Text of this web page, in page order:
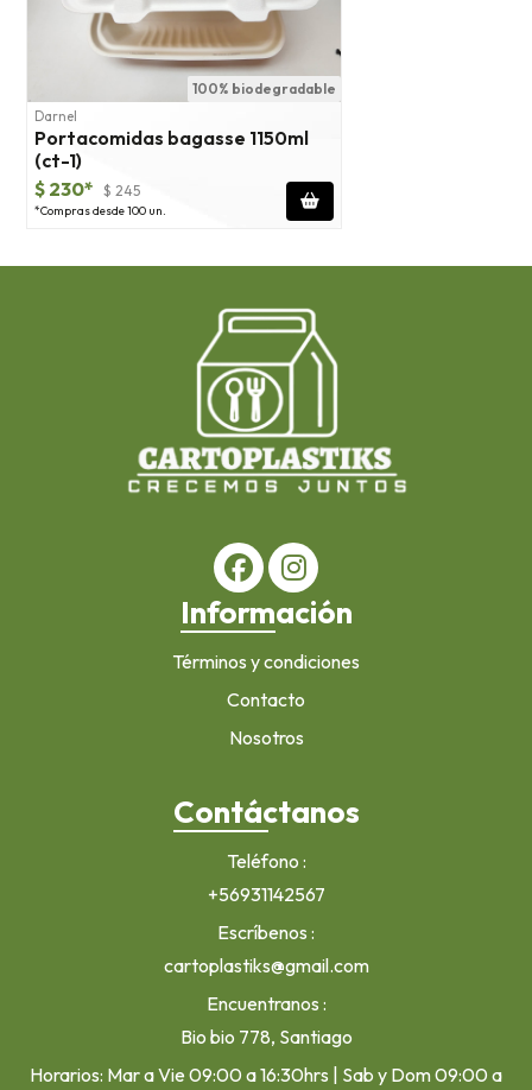
100% biodegradable
Darnel
Portacomidas bagasse 1150ml
(ct-1)
$ 230* $ 245
*Compras desde 100 un.
Información
Términos y condiciones
Contacto
Nosotros
Contáctanos
Teléfono
+56931142567
Escríbenos
cartoplastiks@gmail.com
Encuentranos
Bio bio 778, Santiago
Horarios: Mar a Vie 09:00 a 16:30hrs | Sab y Dom 09:00 a